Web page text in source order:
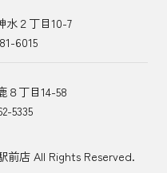
水２丁目10-7
6015
８丁目14-58
5335
前店 All Rights Reserved.